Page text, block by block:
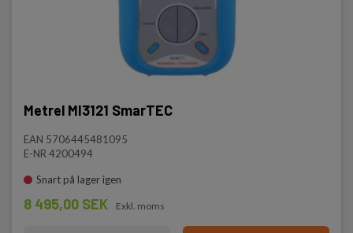
Metrel MI3121 SmarTEC
EAN 5706445481095
E-NR 4200494
Snart på lager igen
8 495,00 SEK Exkl. moms